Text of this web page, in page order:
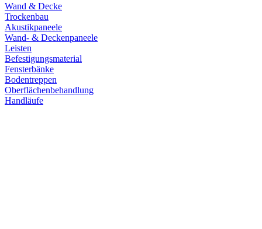
Wand & Decke
Trockenbau
Akustikpaneele
Wand- & Deckenpaneele
Leisten
Befestigungsmaterial
Fensterbänke
Bodentreppen
Oberflächenbehandlung
Handläufe